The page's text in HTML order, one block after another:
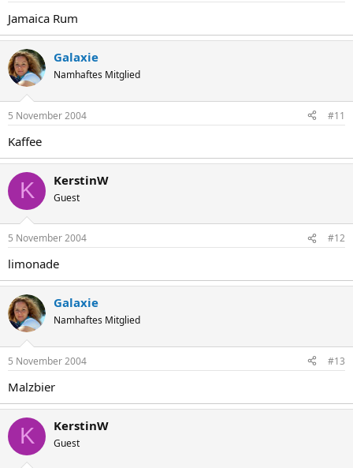
Jamaica Rum
Galaxie
Namhaftes Mitglied
5 November 2004 #11
Kaffee
K KerstinW
Guest
5 November 2004 #12
limonade
Galaxie
Namhaftes Mitglied
5 November 2004 #13
Malzbier
K KerstinW
Guest